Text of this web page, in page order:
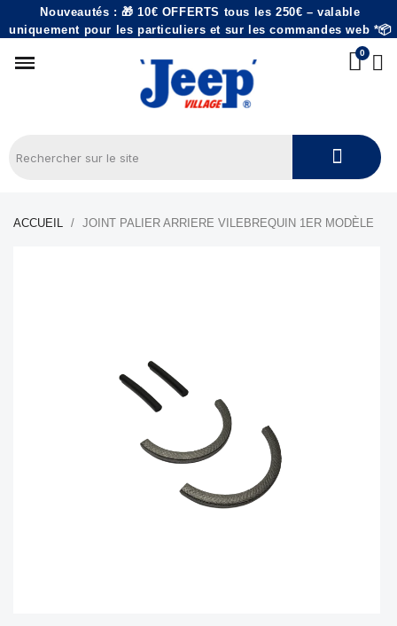
Nouveautés : 🎁 10€ OFFERTS tous les 250€ – valable
uniquement pour les particuliers et sur les commandes web *📦
ACCUEIL JOINT PALIER ARRIERE VILEBREQUIN 1ER MODÈLE